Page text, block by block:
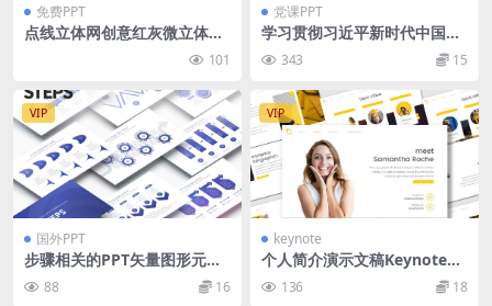
免费PPT
点线立体网创意红灰微立体年
101
党课PPT
学习贯彻习近平新时代中国特
色社会主义思想主题教育专题
党课课件PPT
343 15
VIP
国外PPT
步骤相关的PPT矢量图形元素
素材下载 [PPTX]
88 16
VIP
keynote
个人简介演示文稿Keynote模
板 Intersection – Keynote T
emplate
136 18